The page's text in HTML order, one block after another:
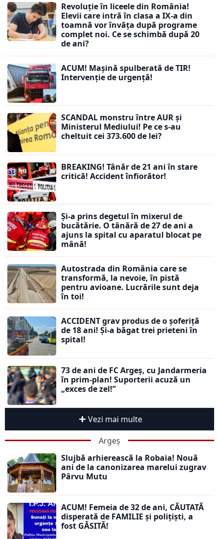
Revoluție în liceele din România!
Elevii care intră în clasa a IX-a din
toamnă vor învăța după programe
complet noi. Ce se schimbă după 20
de ani?
ACUM! Mașină spulberată de TIR!
Intervenție de urgență!
SCANDAL monstru între AUR și
Ministerul Mediului! Pe ce s-au
cheltuit cei 373.600 de lei?
BREAKING! Tânăr de 21 ani în stare
critică! Accident înfiorător!
Și-a prins degetul în mixerul de
bucătărie. O tânără de 27 de ani a
ajuns la spital cu aparatul blocat pe
mână!
Autostrada din România care se
transformă, la nevoie, în pistă
pentru avioane. Lucrările sunt deja
în toi!
ACCIDENT grav produs de o șoferiță
de 18 ani! Și-a băgat trei prieteni în
spital!
73 de ani de FC Argeș, cu Jandarmeria
în prim-plan! Suporterii acuză un
„exces de zel!”
Vezi mai multe
Argeș
Slujbă arhierească la Robaia! Nouă
ani de la canonizarea marelui zugrav
Pârvu Mutu
ACUM! Femeia de 32 de ani, CĂUTATĂ
disperată de FAMILIE și polițiști, a
fost GĂSITĂ!